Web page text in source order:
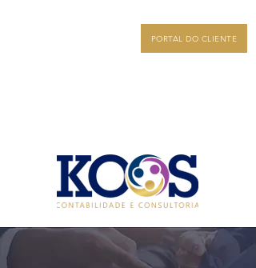
PORTAL DO CLIENTE